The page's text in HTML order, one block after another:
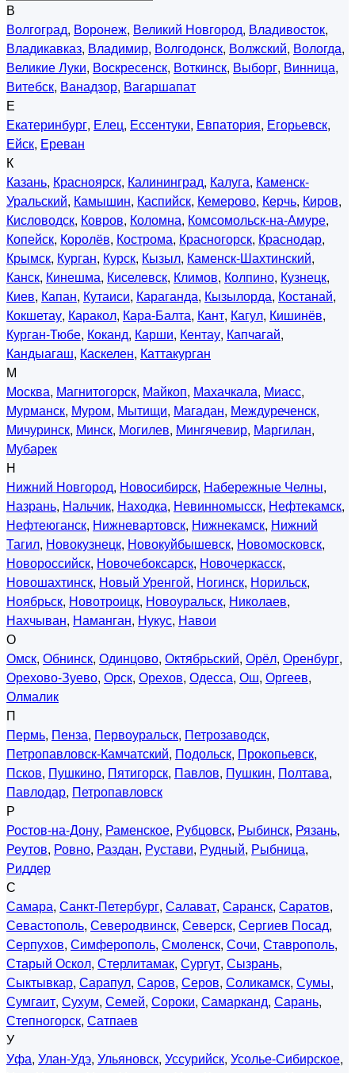
В
Волгоград, Воронеж, Великий Новгород, Владивосток,
Владикавказ, Владимир, Волгодонск, Волжский, Вологда,
Великие Луки, Воскресенск, Воткинск, Выборг, Винница,
Витебск, Ванадзор, Вагаршапат
Е
Екатеринбург, Елец, Ессентуки, Евпатория, Егорьевск,
Ейск, Ереван
К
Казань, Красноярск, Калининград, Калуга, Каменск-
Уральский, Камышин, Каспийск, Кемерово, Керчь, Киров,
Кисловодск, Ковров, Коломна, Комсомольск-на-Амуре,
Копейск, Королёв, Кострома, Красногорск, Краснодар,
Крымск, Курган, Курск, Кызыл, Каменск-Шахтинский,
Канск, Кинешма, Киселевск, Климов, Колпино, Кузнецк,
Киев, Капан, Кутаиси, Караганда, Кызылорда, Костанай,
Кокшетау, Каракол, Кара-Балта, Кант, Кагул, Кишинёв,
Курган-Тюбе, Коканд, Карши, Кентау, Капчагай,
Кандыагаш, Каскелен, Каттакурган
М
Москва, Магнитогорск, Майкоп, Махачкала, Миасс,
Мурманск, Муром, Мытищи, Магадан, Междуреченск,
Мичуринск, Минск, Могилев, Мингячевир, Маргилан,
Мубарек
Н
Нижний Новгород, Новосибирск, Набережные Челны,
Назрань, Нальчик, Находка, Невинномысск, Нефтекамск,
Нефтеюганск, Нижневартовск, Нижнекамск, Нижний
Тагил, Новокузнецк, Новокуйбышевск, Новомосковск,
Новороссийск, Новочебоксарск, Новочеркасск,
Новошахтинск, Новый Уренгой, Ногинск, Норильск,
Ноябрьск, Новотроицк, Новоуральск, Николаев,
Нахчыван, Наманган, Нукус, Навои
О
Омск, Обнинск, Одинцово, Октябрьский, Орёл, Оренбург,
Орехово-Зуево, Орск, Орехов, Одесса, Ош, Оргеев,
Олмалик
П
Пермь, Пенза, Первоуральск, Петрозаводск,
Петропавловск-Камчатский, Подольск, Прокопьевск,
Псков, Пушкино, Пятигорск, Павлов, Пушкин, Полтава,
Павлодар, Петропавловск
Р
Ростов-на-Дону, Раменское, Рубцовск, Рыбинск, Рязань,
Реутов, Ровно, Раздан, Рустави, Рудный, Рыбница,
Риддер
С
Самара, Санкт-Петербург, Салават, Саранск, Саратов,
Севастополь, Северодвинск, Северск, Сергиев Посад,
Серпухов, Симферополь, Смоленск, Сочи, Ставрополь,
Старый Оскол, Стерлитамак, Сургут, Сызрань,
Сыктывкар, Сарапул, Саров, Серов, Соликамск, Сумы,
Сумгаит, Сухум, Семей, Сороки, Самарканд, Сарань,
Степногорск, Сатпаев
У
Уфа, Улан-Удэ, Ульяновск, Уссурийск, Усолье-Сибирское,